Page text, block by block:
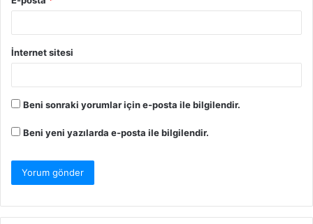
İnternet sitesi
Beni sonraki yorumlar için e-posta ile bilgilendir.
Beni yeni yazılarda e-posta ile bilgilendir.